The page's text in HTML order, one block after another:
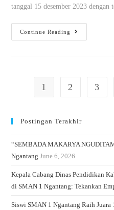
tanggal 15 desember 2023
Continue Reading
1 2 3
Postingan Terakhir
“SEMBADA MAKARYA
Ngantang June 6, 2026
Kepala Cabang Dinas Pendidikan
di SMAN 1 Ngantang: Tekankan
Siswi SMAN 1 Ngantang Raih